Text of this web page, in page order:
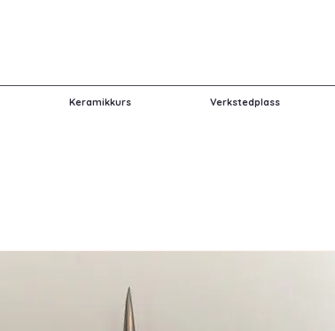
Keramikkurs Verkstedplass